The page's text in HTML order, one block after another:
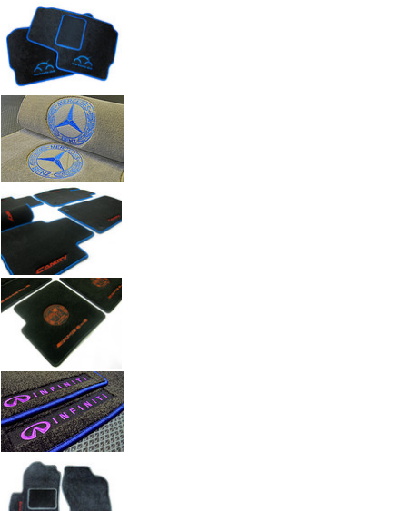
Автоковрики с вышивкой по индивидуальному заказу. Работы
Введите размеры вышивки
Размер (см)
Кол-во
Стоимость
Оформить заказ
Звоните:
купить коврик в машину.
Наши работы